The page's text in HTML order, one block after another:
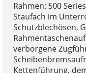
Rahmen: 500
Staufach im
Schutzblechösen,
verborgene
Kettenführung,